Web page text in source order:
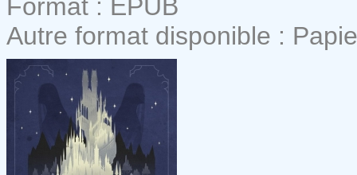
Format : EPUB
Autre format disponible :